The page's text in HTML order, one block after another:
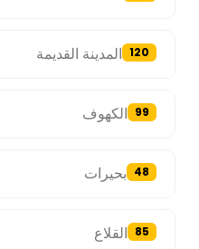
المدينة القديمة 120
الكهوف 99
بحيرات 48
القلاع 85